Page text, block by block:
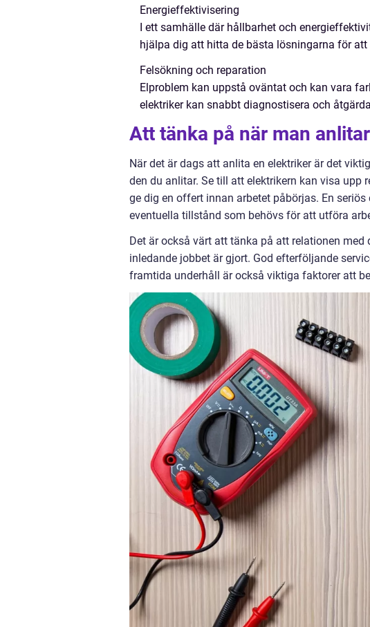
Energieffektivisering
I ett samhälle där hållbarhet och
hjälpa dig att hitta de bästa lösningarna för att
Felsökning och reparation
Elproblem kan uppstå oväntat och kan vara
elektriker kan snabbt diagnostisera och
Att tänka på när man
När det är dags att anlita en elektriker är det
den du anlitar. Se till att elektrikern kan visa upp
ge dig en offert innan arbetet påbörjas. En
eventuella tillstånd som behövs för att utföra
Det är också värt att tänka på att relationen
inledande jobbet är gjort. God efterföljande
framtida underhåll är också viktiga faktorer att